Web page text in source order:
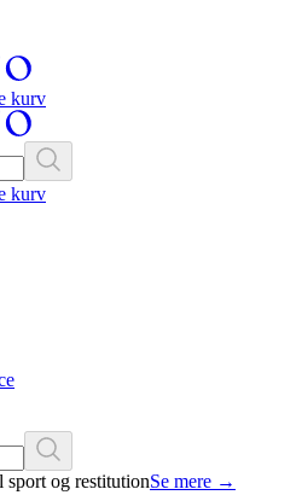
kurv
kurv
sport og restitutionSe mere →